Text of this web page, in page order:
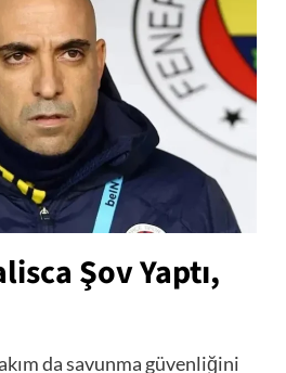
Şov Yaptı,
da savunma güvenliğini